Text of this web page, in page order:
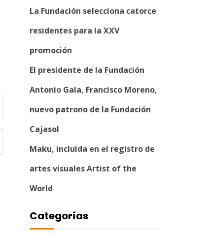
La Fundación selecciona catorce
residentes para la XXV
promoción
El presidente de la Fundación
Antonio Gala, Francisco Moreno,
nuevo patrono de la Fundación
Cajasol
Maku, incluida en el registro de
artes visuales Artist of the
World
Categorías